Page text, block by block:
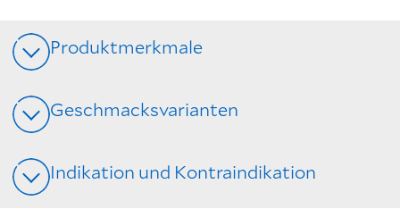
Produktmerkmale
Geschmacksvarianten
Indikation und Kontraindikation